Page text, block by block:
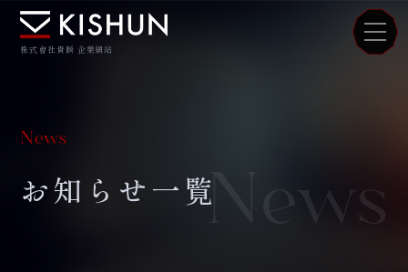
株式會社貴瞬 企業網站
News
お知らせ一覧News